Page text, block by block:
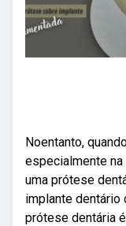
Noentanto,
especialmente
uma prótese
implante dentário
prótese dentária